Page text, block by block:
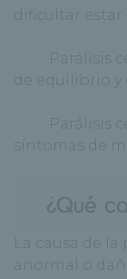
dificultar estar
· Parálisis
de equilibrio
· Parálisis
síntomas de
La causa de
anormal o